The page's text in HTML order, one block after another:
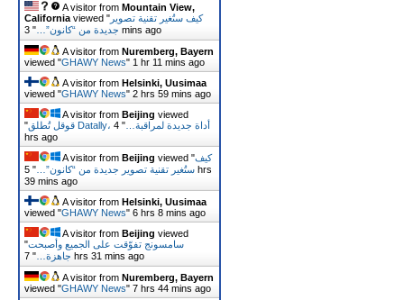
A visitor from Mountain View,
California viewed " كيف ستُغير تقنية تصوير
جديدة من “كانون”… "
3 mins ago
A visitor from Nuremberg, Bayern
viewed "GHAWY News" 1 hr 11 mins ago
A visitor from Helsinki, Uusimaa
viewed "GHAWY News" 2 hrs 59 mins ago
A visitor from Beijing viewed
"
قوقل تُطلق Datally، أداة جديدة لمراقبة… "
4
hrs ago
A visitor from Beijing viewed "كيف
ستُغير تقنية تصوير جديدة من “كانون”… "
5 hrs
39 mins ago
A visitor from Helsinki, Uusimaa
viewed "GHAWY News" 6 hrs 8 mins ago
A visitor from Beijing viewed
"سامسونج تفوّقت على الجميع وأصبحت
جاهزة… "
7 hrs 31 mins ago
A visitor from Nuremberg, Bayern
viewed "GHAWY News" 7 hrs 44 mins ago